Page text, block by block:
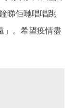
睇佢哋唱唱跳
」。希望疫情盡